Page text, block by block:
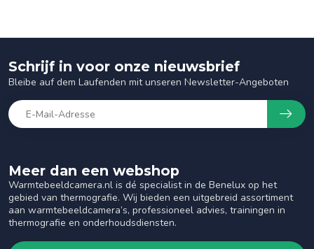
Meer dan een webshop
Warmtebeeldcamera.nl is dé specialist in de Benelux op het
gebied van thermografie. Wij bieden een uitgebreid assortiment
aan warmtebeeldcamera’s, professioneel advies, trainingen in
thermografie en onderhoudsdiensten.
Schrijf in voor onze nieuwsbrief
Bleibe auf dem Laufenden mit unseren Newsletter-Angeboten